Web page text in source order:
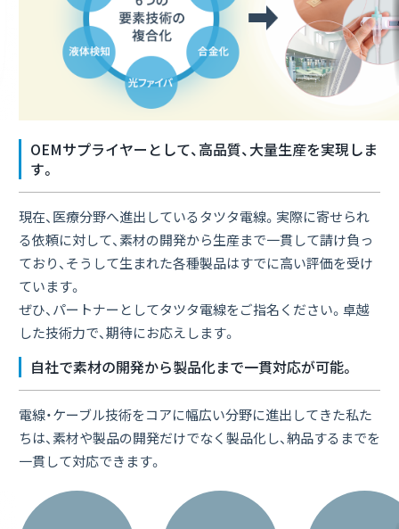
OEMサプライヤーとして、高品質、大量生産を実現しま
す。
現在、医療分野へ進出しているタツタ電線。実際に寄せられ
る依頼に対して、素材の開発から生産まで一貫して請け負っ
ており、そうして生まれた各種製品はすでに高い評価を受け
ています。
ぜひ、パートナーとしてタツタ電線をご指名ください。卓越
した技術力で、期待にお応えします。
自社で素材の開発から製品化まで一貫対応が可能。
電線・ケーブル技術をコアに幅広い分野に進出してきた私た
ちは、素材や製品の開発だけでなく製品化し、納品するまでを
一貫して対応できます。